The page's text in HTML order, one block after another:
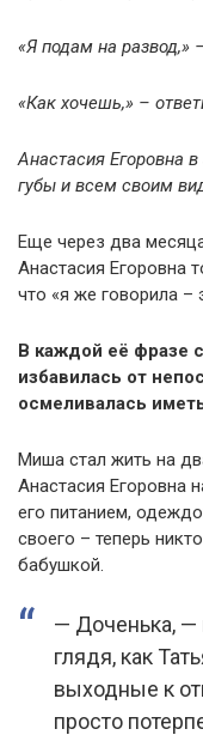
«Я подам на развод,»
«Как хочешь,» –
Анастасия Егоровна
губы и всем своим
Еще через два
Анастасия Егоровна
что «я же говорила –
В каждой её фразе
избавилась от
осмеливалась
Миша стал жить на
Анастасия Егоровна
его питанием,
своего – теперь
бабушкой.
— Доченька, —
глядя, как
выходные к
просто